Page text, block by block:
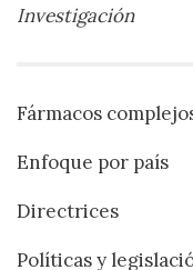
Investigación
Fármacos
Enfoque por país
Directrices
Políticas y